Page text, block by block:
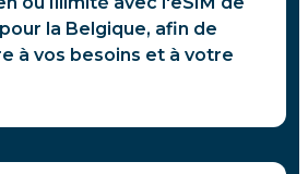
la Belgique, afin de
à vos besoins et à votre